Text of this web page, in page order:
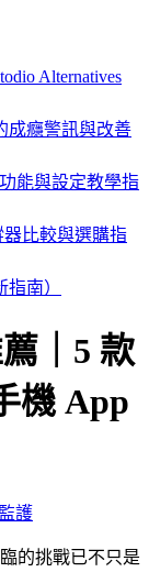
Alternatives
成癮警訊與改善
能與設定教學指
比較與選購指
南）
｜5 款
機 App
護
的挑戰已不只是